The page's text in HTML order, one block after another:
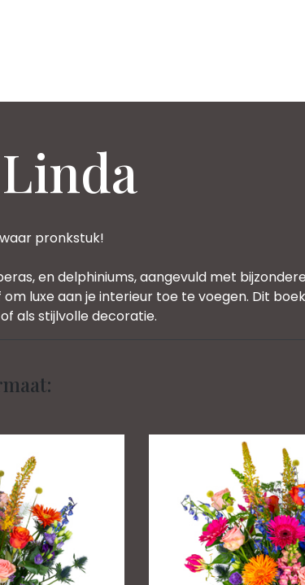
pronkstuk!
en delphiniums, aangevuld met
luxe aan je interieur toe te voegen. Dit
als stijlvolle decoratie.